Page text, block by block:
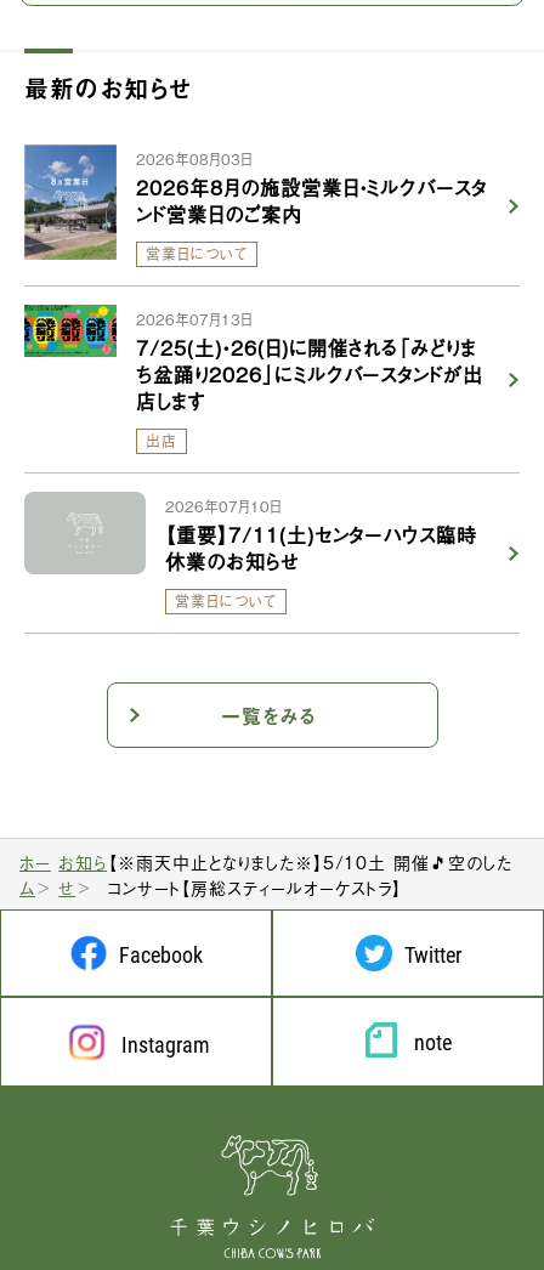
最新のお知らせ
2026年08月03日
2026年8月の施設営業日・ミルクバースタ
ンド営業日のご案内
営業日について
2026年07月13日
7/25(土)・26(日)に開催される「みどりま
ち盆踊り2026」にミルクバースタンドが出
店します
出店
2026年07月10日
【重要】7/11(土)センターハウス臨時
休業のお知らせ
営業日について
一覧をみる
ホー
ム
お知ら
せ
【※雨天中止となりました※】5/10土 開催🎵空のした
コンサート【房総スティールオーケストラ】
Facebook Twitter
Instagram note